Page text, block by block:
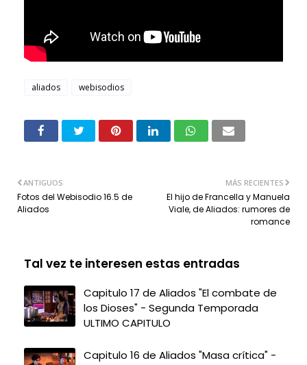
aliados webisodios
MÁS RECIENTES
El hijo de Francella y Manuela
Viale, de Aliados: rumores de
romance
ANTIGUOS
Fotos del Webisodio 16.5 de
Aliados
Tal vez te interesen estas entradas
Capitulo 17 de Aliados "El combate de
los Dioses" - Segunda Temporada
ULTIMO CAPITULO
Capitulo 16 de Aliados "Masa crítica" -